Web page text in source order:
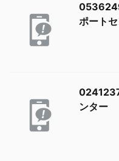
ポート
ンター